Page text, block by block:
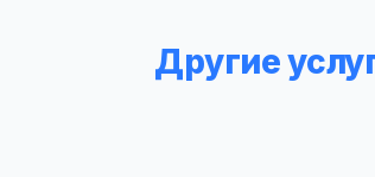
Другие